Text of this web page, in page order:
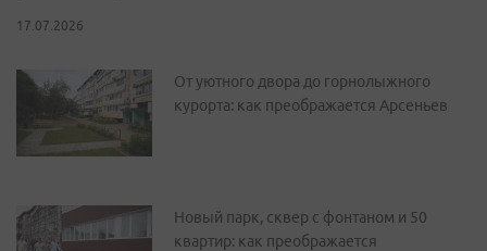
17.07.2026
От уютного двора до горнолыжного
курорта: как преображается Арсеньев
Новый парк, сквер с фонтаном и 50
квартир: как преображается